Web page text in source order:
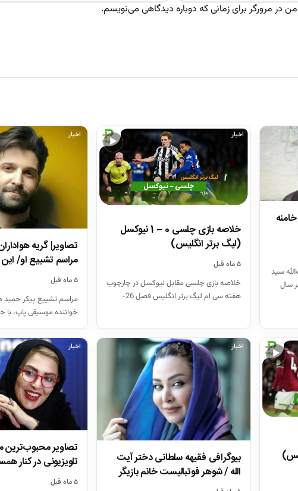
در مرورگر برای زمانی که دوباره دیدگاهی می‌نویسم.
سید
سال
▶
اخبار
خلاصه بازی چلسی 0 – 1 نیوکسل
(لیگ برتر انگلیس)
۵ ماه قبل
خلاصه بازی چلسی مقابل نیوکسل در چارچوب
هفته سی ام لیگ برتر انگلیس فصل 26-
اخبار
تصاویر| گریه
مراسم تشییع او/
۵ ماه قبل
مراسم تشییع پیکر حمید
خواننده موسیقی پاپ، با
▶
اخبار
بیوگرافی فقیهه سلطانی دختر آیت
الله / شوهر فوتبالیست خانم بازیگر
را…
اخبار
تصاویر
تلویزیونی در کنار
+ بیوگرافی
۵ ماه قبل